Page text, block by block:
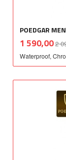
POEDGAR
Tilbud
1 590,002
Waterproof,